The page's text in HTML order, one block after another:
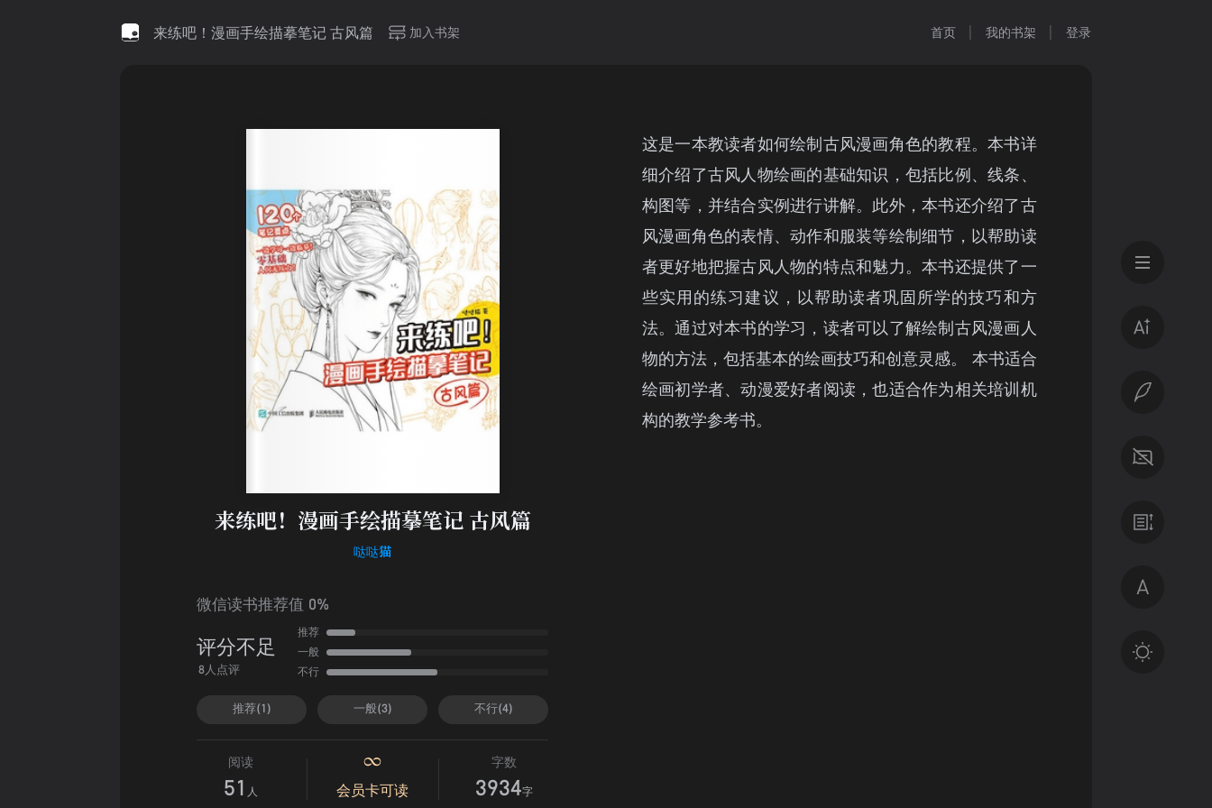
来练吧！漫画手绘描摹笔记 古风篇 加入书架 首页 我的书架 登录
来练吧！漫画手绘描摹笔记 古风篇
哒哒猫
微信读书推荐值 0%
评分不足
8人点评
推荐
一般
不行
推荐(1) 一般(3) 不行(4)
阅读
51 人 会员卡可读
字数
3934字
这是一本教读者如何绘制古风漫画角色的教程。本书详
细介绍了古风人物绘画的基础知识，包括比例、线条、
构图等，并结合实例进行讲解。此外，本书还介绍了古
风漫画角色的表情、动作和服装等绘制细节，以帮助读
者更好地把握古风人物的特点和魅力。本书还提供了一
些实用的练习建议，以帮助读者巩固所学的技巧和方
法。通过对本书的学习，读者可以了解绘制古风漫画人
物的方法，包括基本的绘画技巧和创意灵感。 本书适合
绘画初学者、动漫爱好者阅读，也适合作为相关培训机
构的教学参考书。